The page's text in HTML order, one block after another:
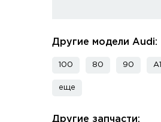
Другие модели Audi:
100 80 90 A1
еще
Другие запчасти: